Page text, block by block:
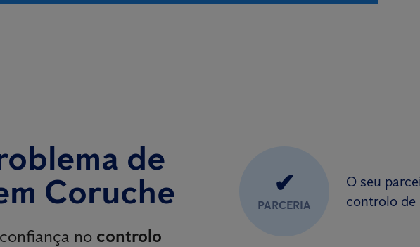
de
Coruche
no controlo
✔
PARCERIA
O seu
controlo de